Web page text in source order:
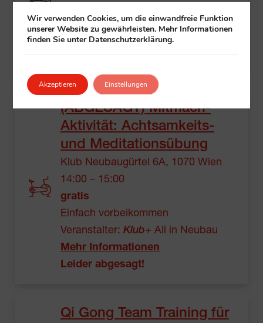
Einfach vorbeikommen
Veranstalter:Klub+ All in Penzing
(ABGESAGT) Mitmach-
Aktivität: Achtsamkeits-
und Meditationsübung
Klub Neubaugürtel 6A, 1070 Wien
14:00 – 15:00
gratis
Einfach vorbeikommen
Veranstalter: Klub+ All in Neubau
Mehr Informationen
Leider abgesagt!
Qi Gong Team Training für
Wir verwenden Cookies, um die einwandfreie Funktion
unserer Website zu gewährleisten. Mehr Informationen
finden Sie unter Datenschutzerklärung.
Akzeptieren Einstellungen